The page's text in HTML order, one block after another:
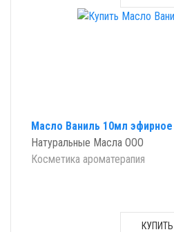
Масло Ваниль 10мл эфирное
Натуральные Масла ООО
Косметика ароматерапия
КУПИТЬ